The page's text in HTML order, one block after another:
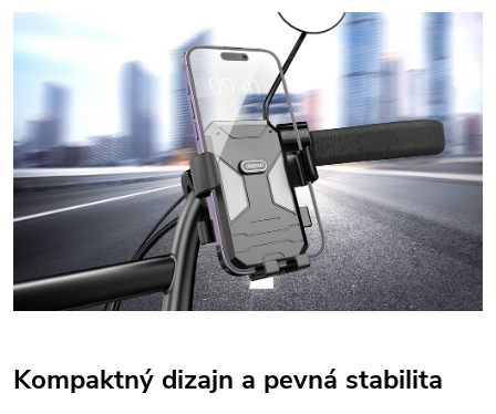
Kompaktný dizajn a pevná stabilita